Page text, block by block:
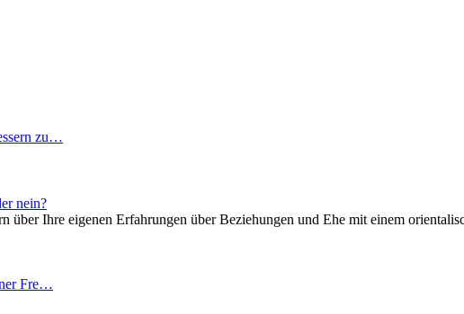
zu…
nein?
über Ihre eigenen Erfahrungen über Beziehungen und Ehe mit einem
Fre…